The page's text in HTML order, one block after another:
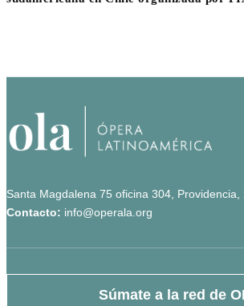
Santa Magdalena 75 oficina 304, Providencia,
Contacto: info@operala.org
Súmate a la red de